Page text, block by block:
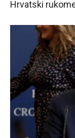
Hrvatski